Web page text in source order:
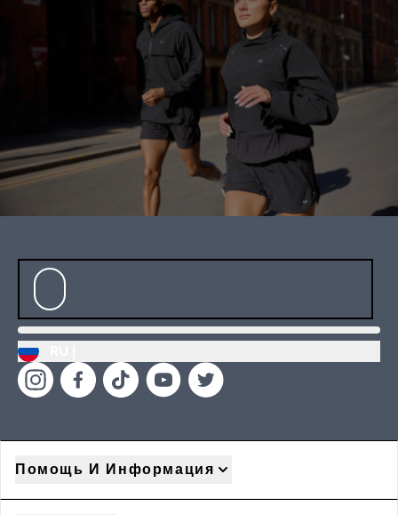
Помощь И Информация